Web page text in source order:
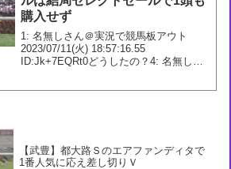
購入せず
1: 名無しさん＠実況で競馬板アウト
2023/07/11(火) 18:57:16.55
ID:Jk+7EQRt0どうしたの？4: 名無しさ
【武豊】都大路Ｓのエアファンディタで
1番人気に応え差し切りＶ